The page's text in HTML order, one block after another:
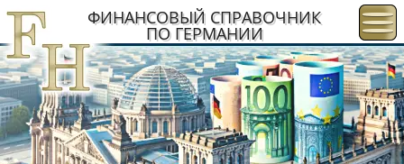
ФИНАНСОВЫЙ СПРАВОЧНИК
ПО ГЕРМАНИИ